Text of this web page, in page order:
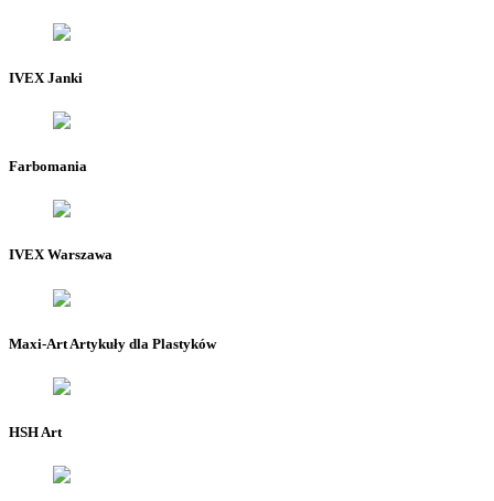
IVEX Janki
Farbomania
IVEX Warszawa
Maxi-Art Artykuły dla Plastyków
HSH Art